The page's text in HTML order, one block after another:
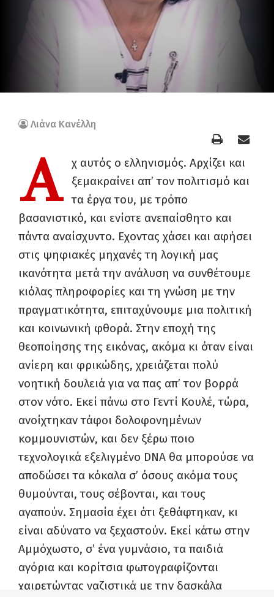
Λιάνα Κανέλλη
Α
χ αυτός ο ελληνισμός. Αρχίζει και
ξεμακραίνει απ’ τον πολιτισμό και
τα έργα του, με τρόπο
βασανιστικό, και ενίοτε ανεπαίσθητο και
πάντα αναίσχυντο. Εχοντας χάσει και αφήσει
στις ψηφιακές μηχανές τη λογική μας
ικανότητα μετά την ανάλυση να συνθέτουμε
κιόλας πληροφορίες και τη γνώση με την
πραγματικότητα, επιταχύνουμε μια πολιτική
και κοινωνική φθορά. Στην εποχή της
θεοποίησης της εικόνας, ακόμα κι όταν είναι
ανίερη και φρικώδης, χρειάζεται πολύ
νοητική δουλειά για να πας απ’ τον βορρά
στον νότο. Εκεί πάνω στο Γεντί Κουλέ, τώρα,
ανοίχτηκαν τάφοι δολοφονημένων
κομμουνιστών, και δεν ξέρω ποιο
τεχνολογικά εξελιγμένο DNA θα μπορούσε να
αποδώσει τα κόκαλα σ’ όσους ακόμα τους
θυμούνται, τους σέβονται, και τους
αγαπούν. Σημασία έχει ότι ξεθάφτηκαν, κι
είναι αδύνατο να ξεχαστούν. Εκεί κάτω στην
Αμμόχωστο, σ’ ένα γυμνάσιο, τα παιδιά
αγόρια και κορίτσια φωτογραφίζονται
χαιρετώντας ναζιστικά με την δασκάλα